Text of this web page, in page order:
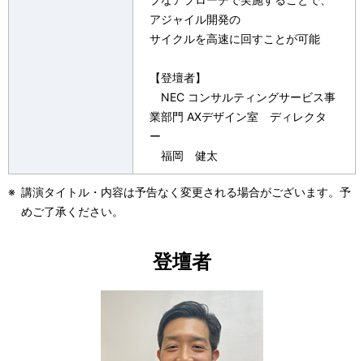
アジャイル開発の
サイクルを高速に回すことが可能
【登壇者】
NEC コンサルティングサービス事
業部門 AXデザイン室 ディレクタ
ー
福岡 健太
※ 講演タイトル・内容は予告なく変更される場合がございます。予
めご了承ください。
登壇者